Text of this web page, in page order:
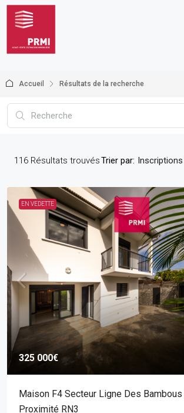
Accueil Résultats de la recherche
116 Résultats trouvésTrier par:
EN VEDETTE
325 000€
Maison F4 Secteur Ligne Des
Proximité RN3